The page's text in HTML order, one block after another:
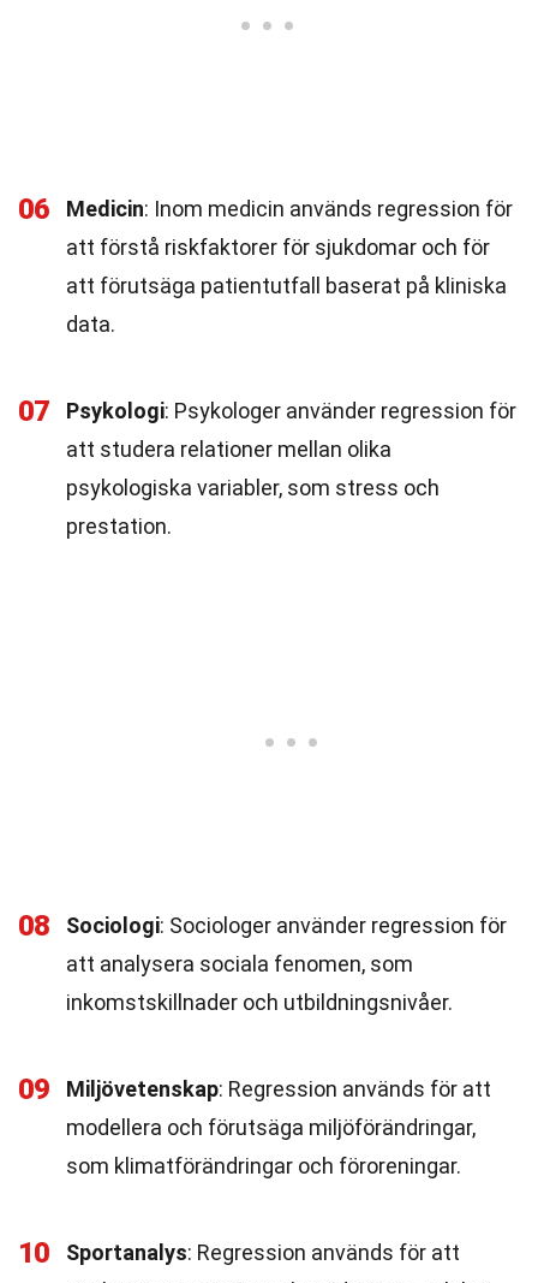
06 Medicin: Inom medicin används regression för
att förstå riskfaktorer för sjukdomar och för
att förutsäga patientutfall baserat på kliniska
data.
07 Psykologi: Psykologer använder regression för
att studera relationer mellan olika
psykologiska variabler, som stress och
prestation.
08 Sociologi: Sociologer använder regression för
att analysera sociala fenomen, som
inkomstskillnader och utbildningsnivåer.
09 Miljövetenskap: Regression används för att
modellera och förutsäga miljöförändringar,
som klimatförändringar och föroreningar.
10 Sportanalys: Regression används för att